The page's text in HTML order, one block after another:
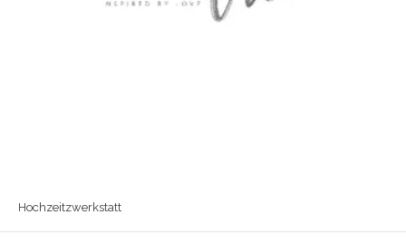
Hochzeitzwerkstatt